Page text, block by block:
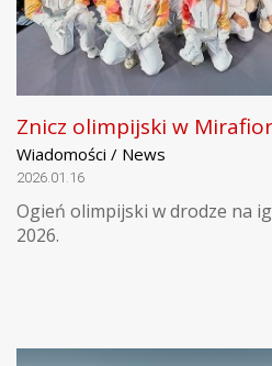
Znicz olimpijski w
Wiadomości / News
2026.01.16
Ogień olimpijski w drodze na
2026.